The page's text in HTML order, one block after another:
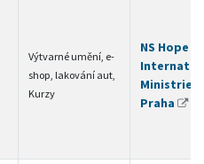
Výtvarné umění, e-
shop, lakování aut,
Kurzy
NS Hope
Ministries
Praha